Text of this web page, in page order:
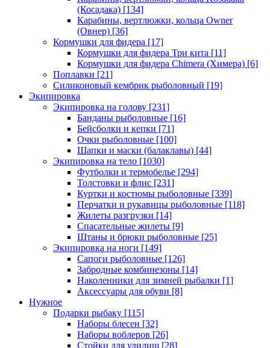
(Косадака) [134]
Карабины, вертлюжки, кольца Owner
(Овнер) [36]
Кормушки для фидера [17]
Кормушки для фидера Три кита [11]
Кормушки для фидера Chimera (Химера) [6]
Поплавки [21]
Силиконовый кембрик рыболовный [19]
Экипировка
Экипировка на голову [231]
Банданы рыболовные [16]
Бейсболки и кепки [71]
Очки рыболовные [100]
Шапки и маски (балаклавы) [44]
Экипировка на тело [1030]
Футболки и термобелье [294]
Толстовки и флис [231]
Куртки и костюмы рыболовные [339]
Перчатки и рукавицы рыболовные [118]
Жилеты разгрузки [14]
Спасательные жилеты [9]
Штаны и брюки рыболовные [25]
Экипировка на ноги [149]
Сапоги рыболовные [126]
Забродные комбинезоны [14]
Наколенники для зимней рыбалки [1]
Аксессуары для обуви [8]
Нужное
Подарки рыбаку [115]
Наборы блесен [32]
Наборы воблеров [26]
Стойки для удилищ [28]